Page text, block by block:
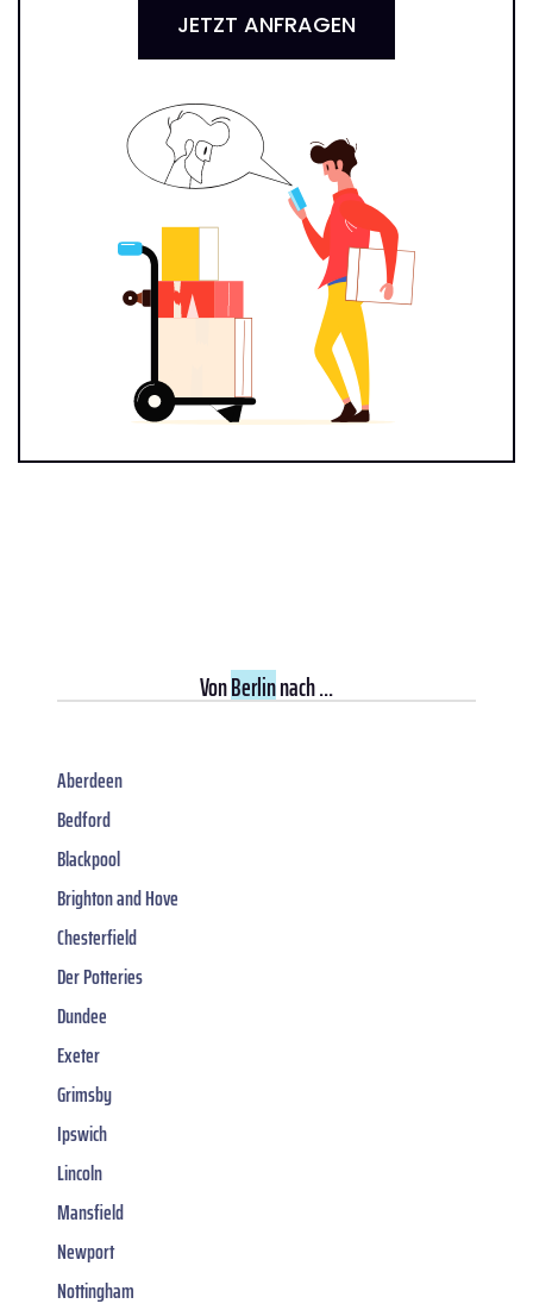
JETZT ANFRAGEN
VonBerlinnach ...
Aberdeen
Bedford
Blackpool
Brighton and Hove
Chesterfield
Der Potteries
Dundee
Exeter
Grimsby
Ipswich
Lincoln
Mansfield
Newport
Nottingham